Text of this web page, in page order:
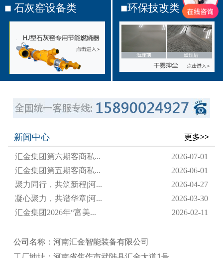
石灰窑设备类 环保技改类
新闻中心 更多>>
汇金集团第六期客商私...
2026-07-01
汇金集团第五期客商私...
2026-06-01
聚力同行，共筑新程|河...
2026-04-27
凝心聚力，共谱华章|河...
2026-03-30
汇金集团2026年“富美...
2026-02-11
公司名称：河南汇金智能装备有限公司